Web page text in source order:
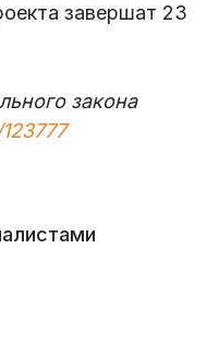
завершат 23
закона